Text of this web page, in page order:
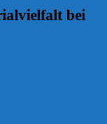
bei